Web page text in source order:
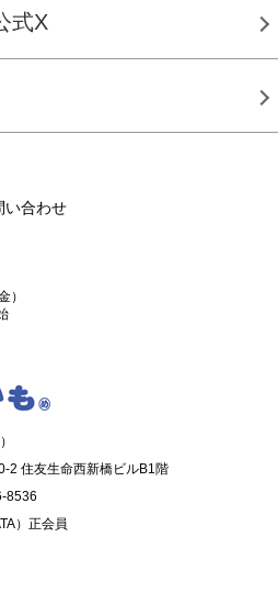
式X
い合わせ
）
2 住友生命西新橋ビルB1階
8536
）正会員